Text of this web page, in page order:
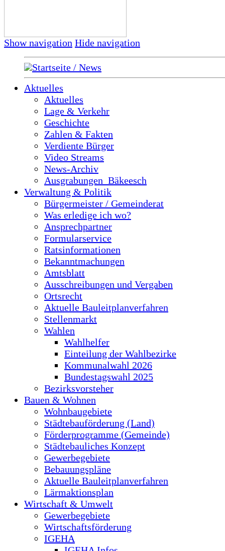
Show navigation Hide navigation
Startseite / News
Aktuelles
Aktuelles
Lage & Verkehr
Geschichte
Zahlen & Fakten
Verdiente Bürger
Video Streams
News-Archiv
Ausgrabungen_Bäkeesch
Verwaltung & Politik
Bürgermeister / Gemeinderat
Was erledige ich wo?
Ansprechpartner
Formularservice
Ratsinformationen
Bekanntmachungen
Amtsblatt
Ausschreibungen und Vergaben
Ortsrecht
Aktuelle Bauleitplanverfahren
Stellenmarkt
Wahlen
Wahlhelfer
Einteilung der Wahlbezirke
Kommunalwahl 2026
Bundestagswahl 2025
Bezirksvorsteher
Bauen & Wohnen
Wohnbaugebiete
Städtebauförderung (Land)
Förderprogramme (Gemeinde)
Städtebauliches Konzept
Gewerbegebiete
Bebauungspläne
Aktuelle Bauleitplanverfahren
Lärmaktionsplan
Wirtschaft & Umwelt
Gewerbegebiete
Wirtschaftsförderung
IGEHA